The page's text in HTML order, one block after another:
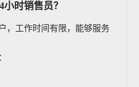
时销售员？
，工作时间有限，能够服务